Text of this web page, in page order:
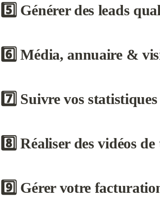
5️⃣ Générer des leads
6️⃣ Média, annuaire &
7️⃣ Suivre vos
8️⃣ Réaliser des vidéos
9️⃣ Gérer votre